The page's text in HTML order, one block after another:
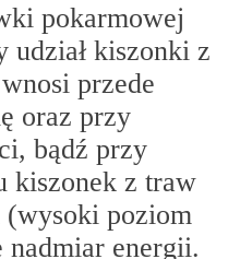
pokarmowej
udział kiszonki z
przede
oraz przy
bądź przy
kiszonek z traw
poziom
nadmiar energii.